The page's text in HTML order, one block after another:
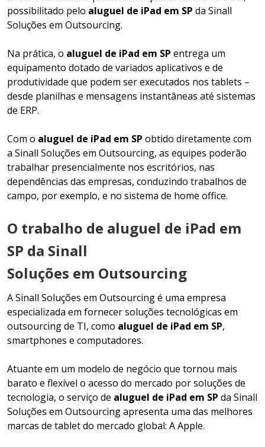
possibilitado pelo aluguel de iPad em SP da Sinall
Soluções em Outsourcing.
Na prática, o aluguel de iPad em SP entrega um
equipamento dotado de variados aplicativos e de
produtividade que podem ser executados nos tablets –
desde planilhas e mensagens instantâneas até sistemas
de ERP.
Com o aluguel de iPad em SP obtido diretamente com
a Sinall Soluções em Outsourcing, as equipes poderão
trabalhar presencialmente nos escritórios, nas
dependências das empresas, conduzindo trabalhos de
campo, por exemplo, e no sistema de home office.
O trabalho de aluguel de iPad em
SP da Sinall
Soluções em Outsourcing
A Sinall Soluções em Outsourcing é uma empresa
especializada em fornecer soluções tecnológicas em
outsourcing de TI, como aluguel de iPad em SP,
smartphones e computadores.
Atuante em um modelo de negócio que tornou mais
barato e flexível o acesso do mercado por soluções de
tecnologia, o serviço de aluguel de iPad em SP da Sinall
Soluções em Outsourcing apresenta uma das melhores
marcas de tablet do mercado global: A Apple.